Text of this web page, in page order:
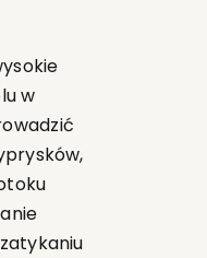
w